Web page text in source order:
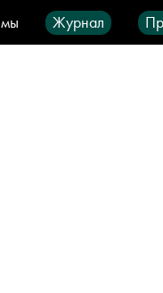
Журнал
Видео Город IT-